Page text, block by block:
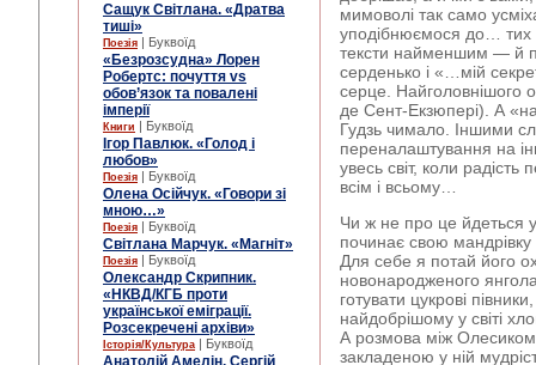
Сащук Світлана. «Дратва
тиші»
Поезія | Буквоїд
«Безрозсудна» Лорен
Робертс: почуття vs
обов’язок та повалені
імперії
Книги | Буквоїд
Ігор Павлюк. «Голод і
любов»
Поезія | Буквоїд
Олена Осійчук. «Говори зі
мною…»
Поезія | Буквоїд
Світлана Марчук. «Магніт»
Поезія | Буквоїд
Олександр Скрипник.
«НКВД/КГБ проти
української еміграції.
Розсекречені архіви»
Історія/Культура | Буквоїд
Анатолій Амелін, Сергій
мимоволі так само
уподібнюємося до… тих
тексти найменшим ― й
серденько і «…мій
серце. Найголовнішого
де Сент-Екзюпері). А
Гудзь чимало. Іншими
переналаштування на
увесь світ, коли
всім і всьому…
Чи ж не про це йдеться
починає свою
Для себе я потай його
новонародженого
готувати цукрові
найдобрішому у світі
А розмова між
закладеною у ній